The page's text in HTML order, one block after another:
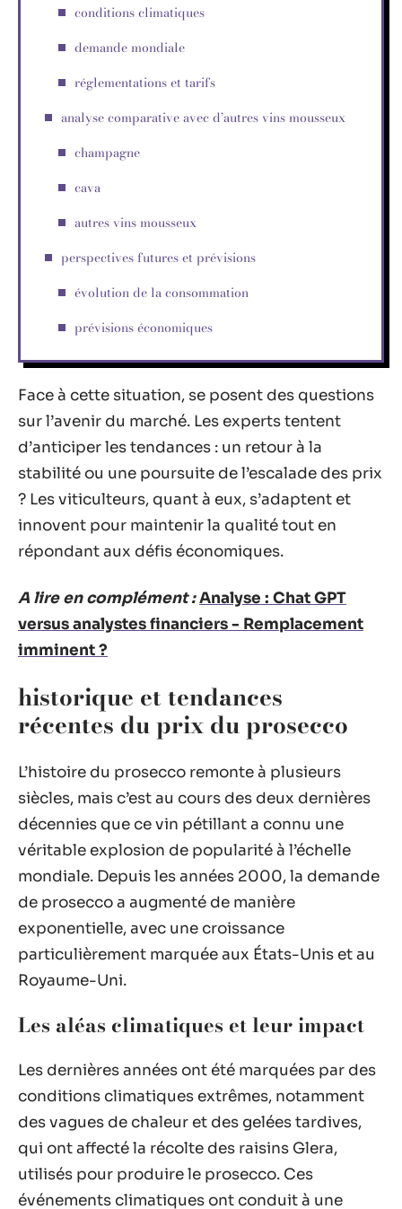
conditions climatiques
demande mondiale
réglementations et tarifs
analyse comparative avec d’autres vins mousseux
champagne
cava
autres vins mousseux
perspectives futures et prévisions
évolution de la consommation
prévisions économiques
Face à cette situation, se posent des questions
sur l’avenir du marché. Les experts tentent
d’anticiper les tendances : un retour à la
stabilité ou une poursuite de l’escalade des prix
? Les viticulteurs, quant à eux, s’adaptent et
innovent pour maintenir la qualité tout en
répondant aux défis économiques.
A lire en complément :Analyse : Chat GPT
versus analystes financiers - Remplacement
imminent ?
historique et tendances
récentes du prix du prosecco
L’histoire du prosecco remonte à plusieurs
siècles, mais c’est au cours des deux dernières
décennies que ce vin pétillant a connu une
véritable explosion de popularité à l’échelle
mondiale. Depuis les années 2000, la demande
de prosecco a augmenté de manière
exponentielle, avec une croissance
particulièrement marquée aux États-Unis et au
Royaume-Uni.
Les aléas climatiques et leur impact
Les dernières années ont été marquées par des
conditions climatiques extrêmes, notamment
des vagues de chaleur et des gelées tardives,
qui ont affecté la récolte des raisins Glera,
utilisés pour produire le prosecco. Ces
événements climatiques ont conduit à une